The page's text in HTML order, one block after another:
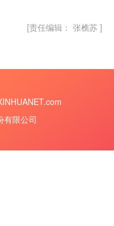
[责任编辑： 张樵苏 ]
有限公司